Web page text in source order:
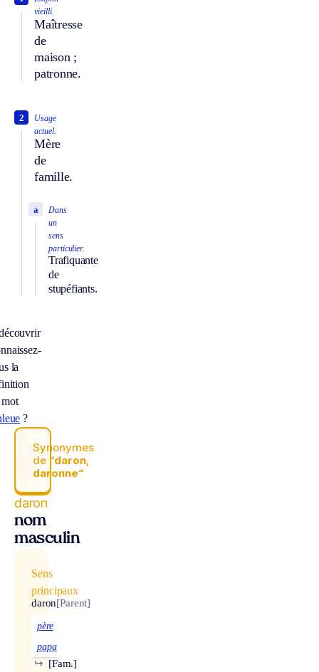
vieilli.
Maîtresse
de
maison ;
patronne.
Usage
actuel.
Mère
de
famille.
2
Dans
un
sens
particulier.
Trafiquante
de
stupéfiants.
a
la
?
Synonymes
de “daron,
daronne“
daron
nom
masculin
Sens
principaux
daron[Parent]
père
papa
[Fam.]
↪